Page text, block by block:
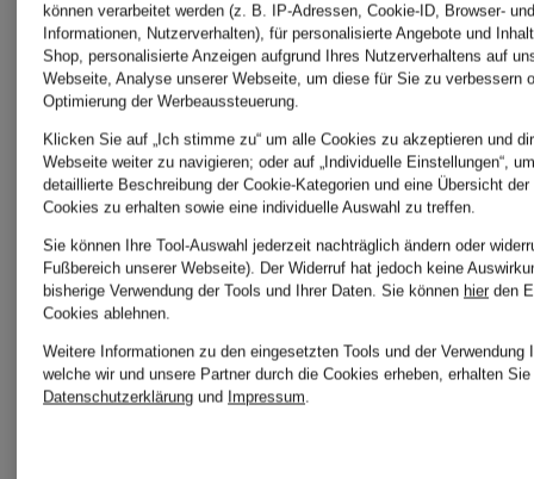
129,99 €
104,99 €
können verarbeitet werden (z. B. IP-Adressen, Cookie-ID, Browser-
Informationen, Nutzerverhalten), für personalisierte Angebote und
Shop, personalisierte Anzeigen aufgrund Ihres Nutzerverhaltens auf
Webseite, Analyse unserer Webseite, um diese für Sie zu verbessern
Optimierung der Werbeaussteuerung.
Klicken Sie auf „Ich stimme zu“ um alle Cookies zu akzeptieren und
Webseite weiter zu navigieren; oder auf „Individuelle Einstellungen“,
detaillierte Beschreibung der Cookie-Kategorien und eine Übersicht
Cookies zu erhalten sowie eine individuelle Auswahl zu treffen.
Sie können Ihre Tool-Auswahl jederzeit nachträglich ändern oder
Fußbereich unserer Webseite). Der Widerruf hat jedoch keine
bisherige Verwendung der Tools und Ihrer Daten. Sie können hier den
Cookies ablehnen.
Weitere Informationen zu den eingesetzten Tools und der Verwendung
welche wir und unsere Partner durch die Cookies erheben, erhalten
Datenschutzerklärung und Impressum.